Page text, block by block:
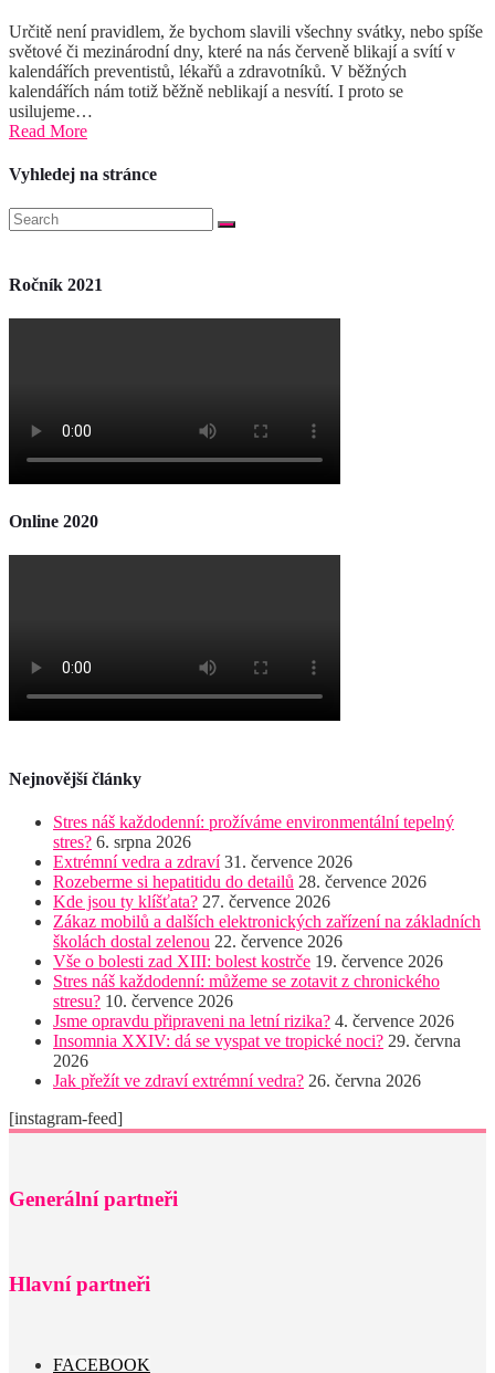
Určitě není pravidlem, že bychom slavili všechny svátky, nebo spíše
světové či mezinárodní dny, které na nás červeně blikají a svítí v
kalendářích preventistů, lékařů a zdravotníků. V běžných
kalendářích nám totiž běžně neblikají a nesvítí. I proto se
usilujeme…
Read More
Vyhledej na stránce
Ročník 2021
Online 2020
Nejnovější články
Stres náš každodenní: prožíváme environmentální tepelný
stres? 6. srpna 2026
Extrémní vedra a zdraví 31. července 2026
Rozeberme si hepatitidu do detailů 28. července 2026
Kde jsou ty klíšťata? 27. července 2026
Zákaz mobilů a dalších elektronických zařízení na základních
školách dostal zelenou 22. července 2026
Vše o bolesti zad XIII: bolest kostrče 19. července 2026
Stres náš každodenní: můžeme se zotavit z chronického
stresu? 10. července 2026
Jsme opravdu připraveni na letní rizika? 4. července 2026
Insomnia XXIV: dá se vyspat ve tropické noci? 29. června
2026
Jak přežít ve zdraví extrémní vedra? 26. června 2026
[instagram-feed]
Generální partneři
Hlavní partneři
FACEBOOK